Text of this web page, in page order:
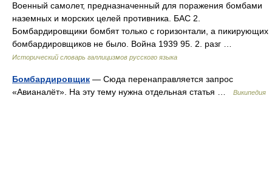
Военный самолет, предназначенный для поражения бомбами
наземных и морских целей противника. БАС 2.
Бомбардировщики бомбят только с горизонтали, а пикирующих
бомбардировщиков не было. Война 1939 95. 2. разг …
Исторический словарь галлицизмов русского языка
Бомбардировщик — Сюда перенаправляется запрос
«Авианалёт». На эту тему нужна отдельная статья …
Википедия